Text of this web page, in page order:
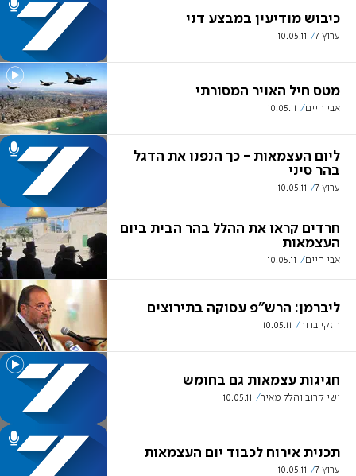
כיבוש מודיעין במבצע דני
ערוץ 7 10.05.11
מטס חיל האויר המסורתי
אבי חיים 10.05.11
ליום העצמאות - כך הנפנו את הדגל
בהר סיני
ערוץ 7 10.05.11
חרדים קראו את ההלל בהר הבית ביום
העצמאות
אבי חיים 10.05.11
ליברמן: הרש"פ עסוקה בתירוצים
חזקי ברוך 10.05.11
חגיגות עצמאות גם בחומש
ישי קרוב והלל מאיר 10.05.11
תכנית אירוח לכבוד יום העצמאות
ערוץ 7 10.05.11